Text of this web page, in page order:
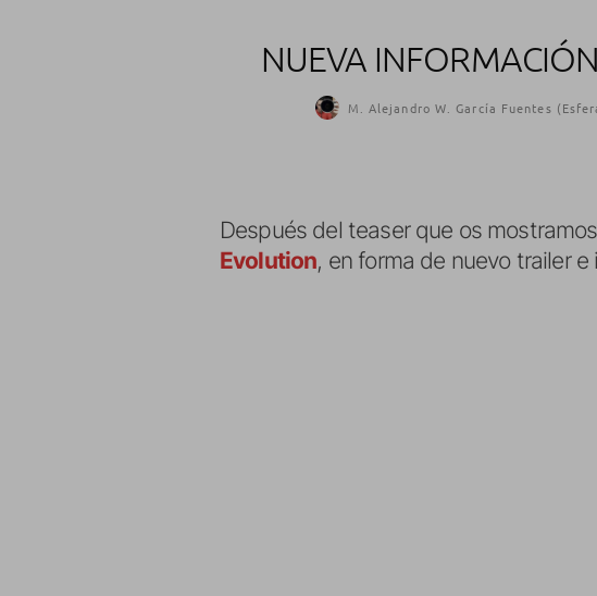
NUEVA
M. Alejandro W. García Fuentes
Después del teaser que os
Evolution, en forma de nuevo trailer e